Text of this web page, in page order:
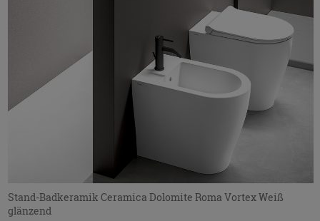
Stand-Badkeramik Ceramica Dolomite Roma Vortex Weiß
glänzend